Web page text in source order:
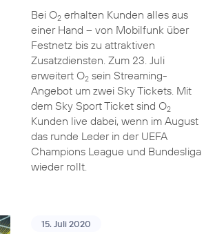
Bei O2erhalten Kunden alles aus
einer Hand – von Mobilfunk über
Festnetz bis zu attraktiven
Zusatzdiensten. Zum 23. Juli
erweitert O2sein Streaming-
Angebot um zwei Sky Tickets. Mit
dem Sky Sport Ticket sind O2
Kunden live dabei, wenn im August
das runde Leder in der UEFA
Champions League und Bundesliga
wieder rollt.
15. Juli 2020